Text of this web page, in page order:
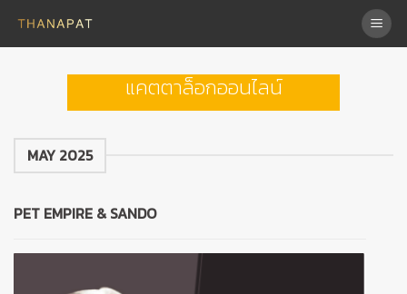
แคตตาล็อกออนไลน์
MAY 2025
PET EMPIRE & SANDO